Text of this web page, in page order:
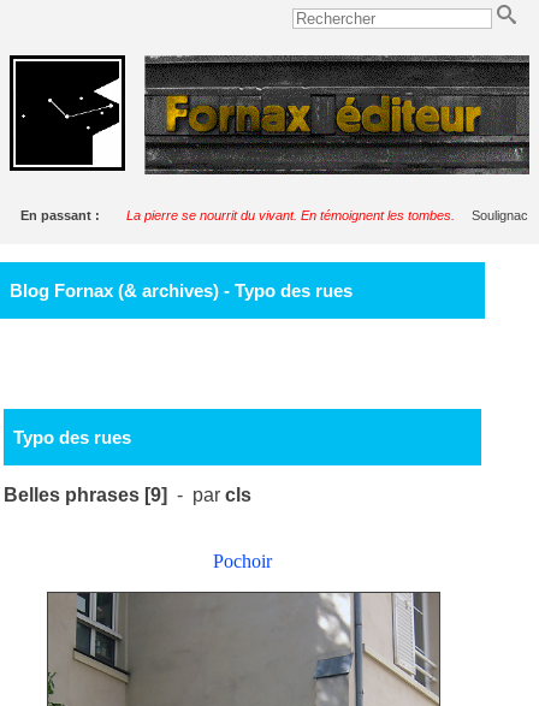
En passant : La pierre se nourrit du vivant. En témoignent les tombes. Soulignac
Blog Fornax (& archives) - Typo des rues
Typo des rues
Belles phrases [9] - parcls
Pochoir